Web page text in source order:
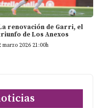
renovación de Garri, el
de Los Anexos
marzo 2026 21:00h